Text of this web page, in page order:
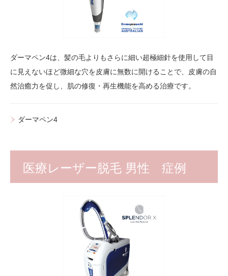
ダーマペン4は、髪の毛よりもさらに細い超極細針を使用して目
に見えないほど微細な穴を皮膚に無数に開けることで、皮膚の自
然治癒力を促し、肌の修復・再生機能を高める治療です。
ダーマペン4
医療レーザー脱毛 男性 症例